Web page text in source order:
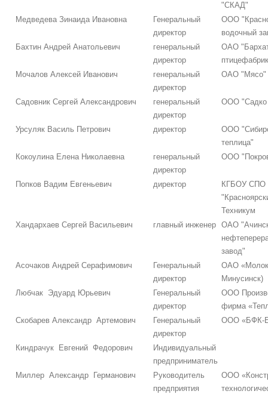
"СКАД"
Медведева Зинаида Ивановна
Генеральный
директор
ООО
водочный
Бахтин Андрей Анатольевич
генеральный
директор
ОАО
Мочалов Алексей Иванович
генеральный
директор
ОАО "Мясо"
Садовник Сергей Александрович
генеральный
директор
ООО "Садко
Урсуляк Василь Петрович директор
ООО
теплица"
Кокоулина Елена Николаевна
генеральный
директор
ООО
Попков Вадим Евгеньевич директор
КГБОУ СПО
Техникум
Хандархаев Сергей Васильевич
главный инженер ОАО
завод"
Асочаков Андрей Серафимович
Генеральный
директор
ОАО
Минусинск)
Любчак Эдуард Юрьевич
Генеральный
директор
ООО
фирма
Скобарев Александр Артемович
Генеральный
директор
ООО «БФК-
Киндрачук Евгений Федорович
Индивидуальный
предприниматель
Миллер Александр Германович
Руководитель
предприятия
ООО